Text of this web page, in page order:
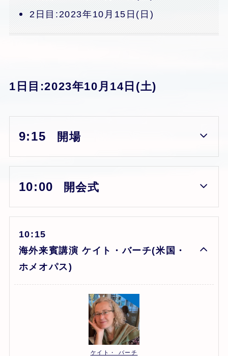
2日目:2023年10月15日(日)
1日目:2023年10月14日(土)
9:15 開場
10:00 開会式
10:15
海外来賓講演ケイト・バーチ(米国・
ホメオパス)
ケイト・ バーチ